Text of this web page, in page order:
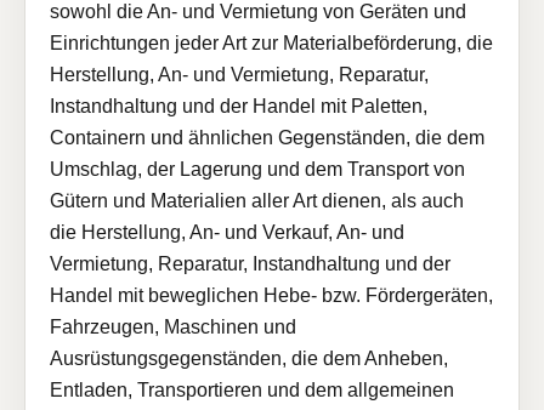
sowohl die An- und Vermietung von Geräten und
Einrichtungen jeder Art zur Materialbeförderung, die
Herstellung, An- und Vermietung, Reparatur,
Instandhaltung und der Handel mit Paletten,
Containern und ähnlichen Gegenständen, die dem
Umschlag, der Lagerung und dem Transport von
Gütern und Materialien aller Art dienen, als auch
die Herstellung, An- und Verkauf, An- und
Vermietung, Reparatur, Instandhaltung und der
Handel mit beweglichen Hebe- bzw. Fördergeräten,
Fahrzeugen, Maschinen und
Ausrüstungsgegenständen, die dem Anheben,
Entladen, Transportieren und dem allgemeinen